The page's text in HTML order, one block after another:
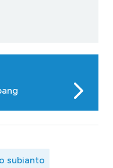
subianto